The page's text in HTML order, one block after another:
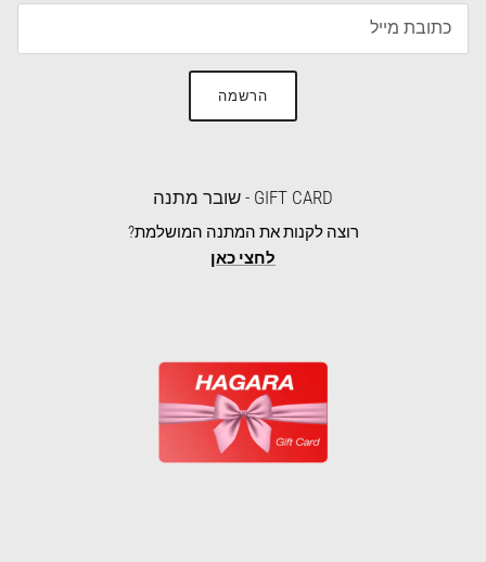
הרשמה
GIFT CARD - שובר מתנה
רוצה לקנות את המתנה המושלמת?
לחצי כאן